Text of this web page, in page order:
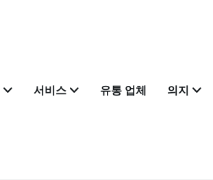
서비스 유통 업체 의지